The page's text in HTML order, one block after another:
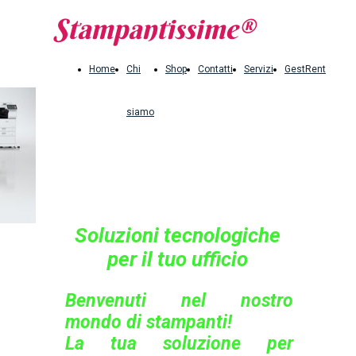
Stampantissime®
Home Chi
siamo
Shop Contatti Servizi GestRent
Soluzioni tecnologiche
per il tuo ufficio
Benvenuti nel nostro
mondo di stampanti!
La tua soluzione per